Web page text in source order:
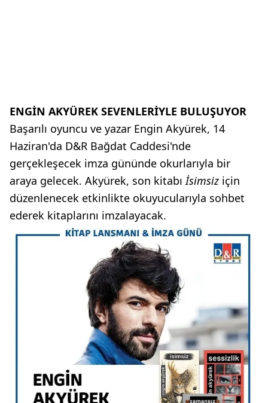
ENGİN AKYÜREK SEVENLERİYLE BULUŞUYOR
Başarılı oyuncu ve yazar Engin Akyürek, 14
Haziran'da D&R Bağdat Caddesi'nde
gerçekleşecek imza gününde okurlarıyla bir
araya gelecek. Akyürek, son kitabıİsimsiz için
düzenlenecek etkinlikte okuyucularıyla sohbet
ederek kitaplarını imzalayacak.